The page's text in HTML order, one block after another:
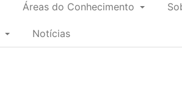
Áreas do Conhecimento
Notícias